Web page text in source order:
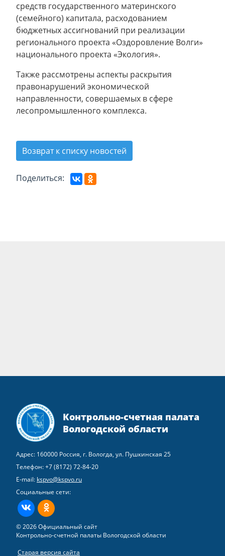
средств государственного материнского
(семейного) капитала, расходованием
бюджетных ассигнований при реализации
регионального проекта «Оздоровление Волги»
национального проекта «Экология».
Также рассмотрены аспекты раскрытия
правонарушений экономической
направленности, совершаемых в сфере
лесопромышленного комплекса.
Возврат к списку новостей
Поделиться:
Контрольно-счетная палата
Вологодской области
Адрес: 160000 Россия, г. Вологда, ул. Пушкинская 25
Телефон:+7 (8172) 72-84-20
E-mail: kspvo@kspvo.ru
Социальные сети:
ВКонтактеОдноклассники
© 2026 Официальный сайт
Контрольно-счетной палаты Вологодской области
Старая версия сайта